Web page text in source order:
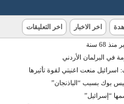
اخر الاخبار اخر التعليقات
سنة
في البرلمان الأردني
منعت اغنيتي لقوة تأثيرها
بوك بسبب “الباذنجان”
“إسرائيل”